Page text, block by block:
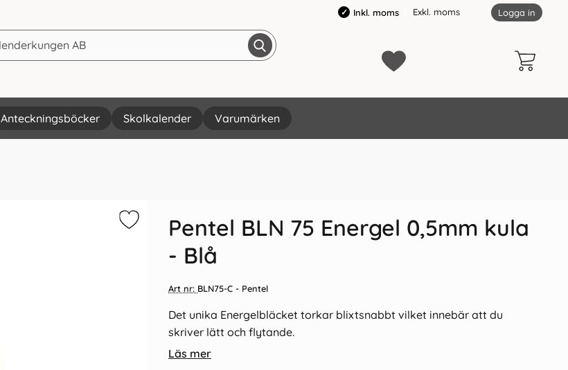
Inkl. moms Exkl. moms Logga in
Anteckningsböcker Skolkalender Varumärken
Vi rekommenderarPentel BLN 75 Energel 0,5mm kula
- Blå
Art nr: BLN75-C - Pentel
Det unika Energelbläcket torkar blixtsnabbt vilket innebär att du
skriver lätt och flytande.
Läs mer